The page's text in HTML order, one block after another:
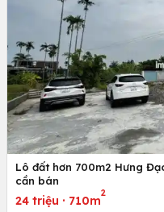
Lô đất hơn 700m2 Hưng
cần bán
24 triệu · 710m
2